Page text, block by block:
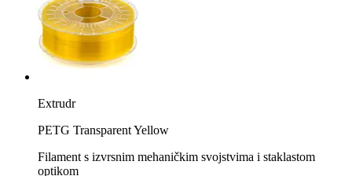
Extrudr
PETG Transparent Yellow
Filament s izvrsnim mehaničkim svojstvima i staklastom
optikom